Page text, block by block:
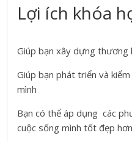
Lợi ích khóa
Giúp bạn xây dựng thương
Giúp bạn phát triển và
mình
Bạn có thể áp dụng các
cuộc sống mình tốt đẹp